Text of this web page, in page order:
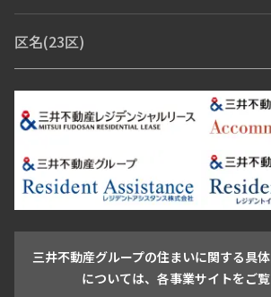
青山・表参道・原宿
市ヶ谷・神楽坂・飯田橋
三田
芝浦・汐留・品川
月島・勝どき・豊洲
本郷
目白・高田馬場・早稲田
池尻大橋・三軒茶屋
祐天寺・学芸大学・自由が丘
駒沢・用賀・二子玉川
成城・砧
池袋・板橋
青山 渋谷 東京・大手町 新宿 品川
目
区名(23区)
江東区 台東区
豊島区
杉並区 板橋区 練馬区 荒
葛飾区
江戸川区
三井不動産グループの住まいに関する具
については、各事業サイトをご